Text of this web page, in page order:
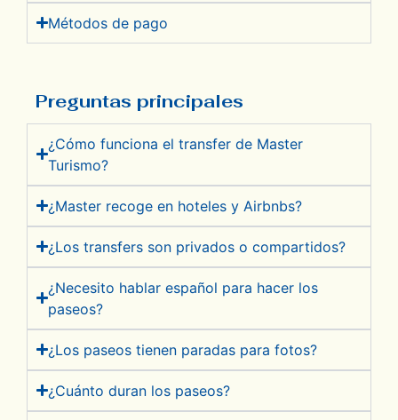
Métodos de pago
Preguntas principales
¿Cómo funciona el transfer de Master
Turismo?
¿Master recoge en hoteles y Airbnbs?
¿Los transfers son privados o compartidos?
¿Necesito hablar español para hacer los
paseos?
¿Los paseos tienen paradas para fotos?
¿Cuánto duran los paseos?